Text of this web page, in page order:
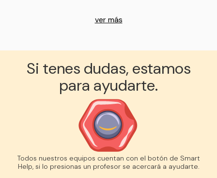
ver más
Si tenes dudas, estamos
para ayudarte.
Todos nuestros equipos cuentan con el botón de Smart
Help, si lo presionas un profesor se acercará a ayudarte.